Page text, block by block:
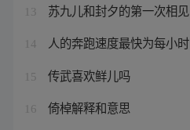
13 苏九儿和封夕的第一次相见
14 人的奔跑速度最快为每小时
15 传武喜欢鲜儿吗
16 倚棹解释和意思